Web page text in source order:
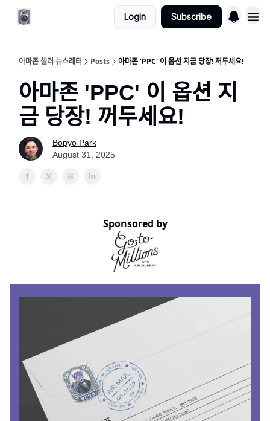
Login Subscribe
아마존 셀러 뉴스레터 Posts 아마존 'PPC' 이 옵션 지금 당장! 꺼두세요!
아마존 'PPC' 이 옵션 지
금 당장! 꺼두세요!
Bopyo Park
August 31, 2025
Sponsored by